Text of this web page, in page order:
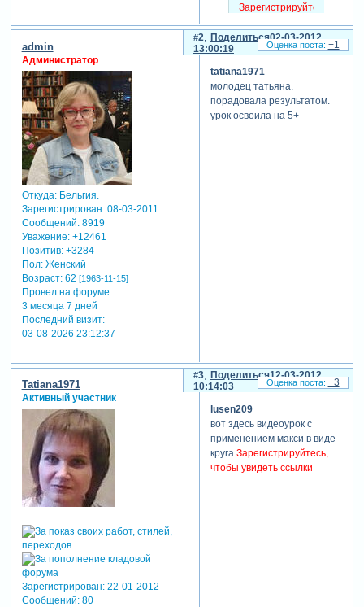
Зарегистрируйтесь,
ссылкиили
зарегистрируйтесь.
теги: стили, proshow
producer
Поделиться
2
02-03-2012
13:00:19
admin
Администратор
Откуда:Бельгия.
Зарегистрирован: 08-03-2011
Сообщений:8919
Уважение: +12461
Позитив: +3284
Пол:Женский
Возраст:62 [1963-11-15]
Провел на форуме:
3 месяца 7 дней
Последний визит:
03-08-2026 23:12:37
tatiana1971
молодец татьяна.
порадовала результатом.
урок освоила на 5+
+1
Поделиться
3
12-03-2012
10:14:03
Tatiana1971
Активный участник
Зарегистрирован: 22-01-2012
Сообщений:80
lusen209
вот здесь видеоурок с
применением макси в виде
круга Зарегистрируйтесь,
чтобы увидеть ссылки
+3